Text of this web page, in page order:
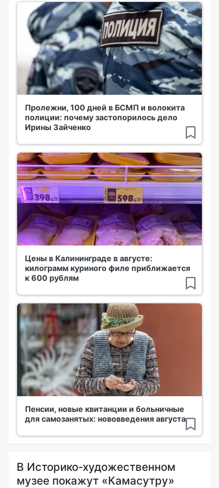
Пролежни, 100 дней в БСМП и волокита
полиции: почему застопорилось дело
Ирины Зайченко
Цены в Калининграде в августе:
килограмм куриного филе приближается
к 600 рублям
Пенсии, новые квитанции и больничные
для самозанятых: нововведения августа
В Историко-художественном
музее покажут «Камасутру»